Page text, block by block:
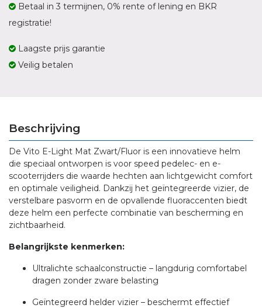
Betaal in 3 termijnen, 0% rente of lening en BKR
registratie!
Laagste prijs garantie
Veilig betalen
Beschrijving
De Vito E-Light Mat Zwart/Fluor is een innovatieve helm
die speciaal ontworpen is voor speed pedelec- en e-
scooterrijders die waarde hechten aan lichtgewicht comfort
en optimale veiligheid. Dankzij het geïntegreerde vizier, de
verstelbare pasvorm en de opvallende fluoraccenten biedt
deze helm een perfecte combinatie van bescherming en
zichtbaarheid.
Belangrijkste kenmerken:
Ultralichte schaalconstructie – langdurig comfortabel
dragen zonder zware belasting
Geïntegreerd helder vizier – beschermt effectief